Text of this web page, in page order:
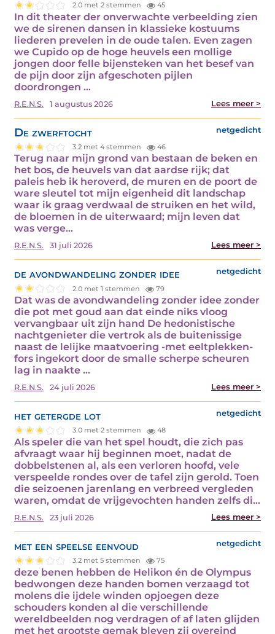
2.0 met 2 stemmen 45
In dit theater der onverwachte verbeelding zien
we de sirenen dansen in klassieke kostuums
liederen prevelen in de oude talen. Even zagen
we Cupido op de hoge heuvels een mollige
jongen door felle bijensteken van het besef van
de pijn door zijn afgeschoten pijlen
doordrongen ...
R.E.N.S. 1 augustus 2026 Lees meer >
De zwerftocht netgedicht
3.2 met 4 stemmen 46
Terug naar mijn grond van bestaan de beken en
het bos, de heuvels van dat aardse rijk; dat
paleis heb ik heroverd, de muren en de poort de
ware sleutel tot mijn eigenheid dit landschap
waar ik graag verdwaal de struiken en het wild,
de bloemen in de uiterwaard; mijn leven dat
was verge...
R.E.N.S. 31 juli 2026 Lees meer >
de avondwandeling zonder idee netgedicht
2.0 met 1 stemmen 79
Dat was de avondwandeling zonder idee zonder
die pot met goud aan dat einde niks vloog
vervangbaar uit zijn hand De hedonistische
nachtgenieter die vertrok als de buitenissige
naast de lelijke maatvoering -met eeltplekken-
fors ingekort door de smalle scherpe scheuren
lag in naakte ...
R.E.N.S. 24 juli 2026 Lees meer >
het getergde lot netgedicht
3.0 met 2 stemmen 48
Als speler die van het spel houdt, die zich pas
afvraagt waar hij beginnen moet, nadat de
dobbelstenen al, als een verloren hoofd, vele
verspeelde rondes over de tafel zijn gerold. Toen
die seizoenen jarenlang en verbreed vergleden
waren, omdat de vrijgevochten handen zelfs di...
R.E.N.S. 23 juli 2026 Lees meer >
met een speelse eenvoud netgedicht
3.2 met 5 stemmen 75
deze benen hebben de Helikon én de Olympus
bedwongen deze handen bomen verzaagd tot
molens die ijdele winden opjoegen deze
schouders konden al die verschillende
wereldbeelden nog verdragen of af laten glijden
met het grootste gemak bleven zij overeind